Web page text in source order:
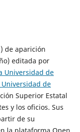
de aparición
editada por
Universidad de
Universidad de
Superior Estatal
y los oficios. Sus
de su